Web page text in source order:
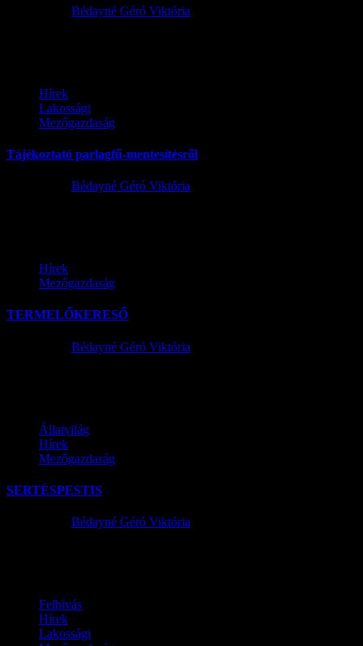
Bédayné Géró Viktória
Hírek
Lakossági
Mezőgazdaság
Tájékoztató parlagfű-mentesítésről
Bédayné Géró Viktória
Hírek
Mezőgazdaság
TERMELŐKERESŐ
Bédayné Géró Viktória
Állatvilág
Hírek
Mezőgazdaság
SERTÉSPESTIS
Bédayné Géró Viktória
Felhívás
Hírek
Lakossági